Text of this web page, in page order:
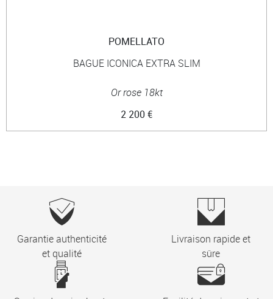
POMELLATO
BAGUE ICONICA EXTRA SLIM
Or rose 18kt
2 200 €
Garantie authenticité
et qualité
Livraison rapide et
sûre